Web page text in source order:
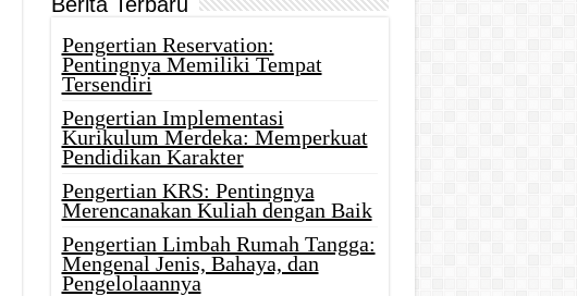
Pengertian Reservation:
Pentingnya Memiliki Tempat
Tersendiri
Pengertian Implementasi
Kurikulum Merdeka: Memperkuat
Pendidikan Karakter
Pengertian KRS: Pentingnya
Merencanakan Kuliah dengan Baik
Pengertian Limbah Rumah Tangga:
Mengenal Jenis, Bahaya, dan
Pengelolaannya